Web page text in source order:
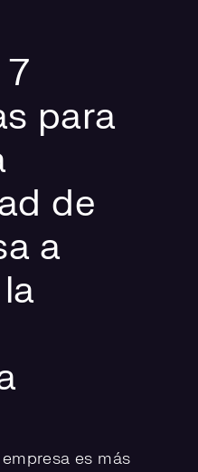
para
de
a
es más